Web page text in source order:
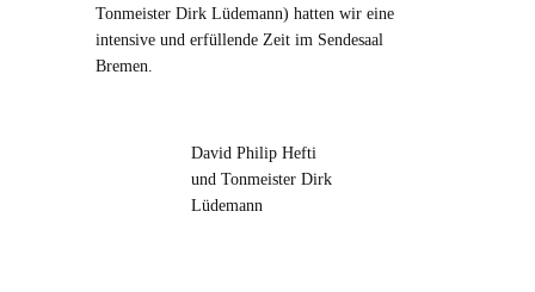
Tonmeister Dirk Lüdemann) hatten wir eine
intensive und erfüllende Zeit im Sendesaal
Bremen.
David Philip Hefti
und Tonmeister Dirk
Lüdemann